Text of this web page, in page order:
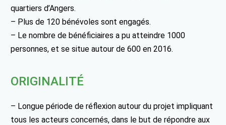
quartiers d’Angers.
– Plus de 120 bénévoles sont engagés.
– Le nombre de bénéficiaires a pu atteindre 1000
personnes, et se situe autour de 600 en 2016.
ORIGINALITÉ
– Longue période de réflexion autour du projet impliquant
tous les acteurs concernés, dans le but de répondre aux